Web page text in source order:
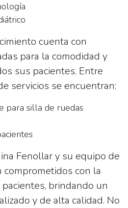
cuenta con
para la comodidad y
sus pacientes. Entre
servicios se encuentran:
para silla de ruedas
Fenollar y su equipo de
con la
brindando un
y de alta calidad. No